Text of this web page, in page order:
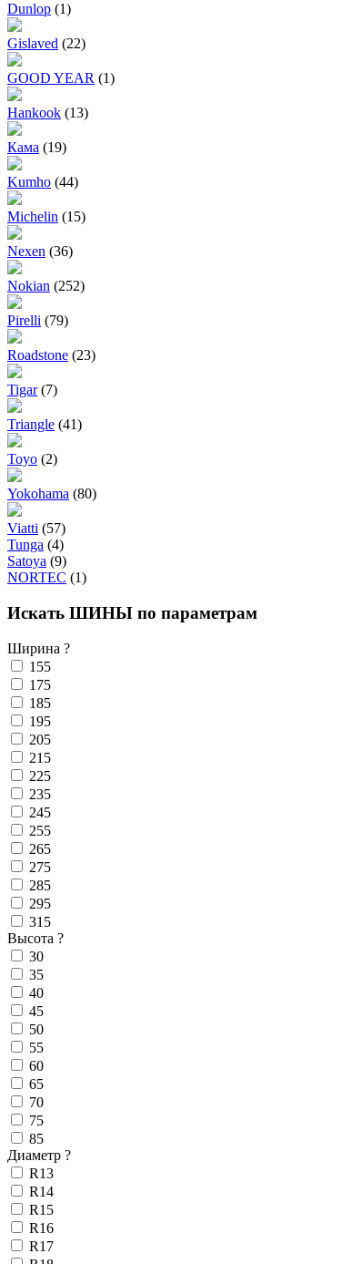
Dunlop (1)
Gislaved (22)
GOOD YEAR (1)
Hankook (13)
Кама (19)
Kumho (44)
Michelin (15)
Nexen (36)
Nokian (252)
Pirelli (79)
Roadstone (23)
Tigar (7)
Triangle (41)
Toyo (2)
Yokohama (80)
Viatti (57)
Tunga (4)
Satoya (9)
NORTEC (1)
Искать ШИНЫ по параметрам
Ширина ?
155
175
185
195
205
215
225
235
245
255
265
275
285
295
315
Высота ?
30
35
40
45
50
55
60
65
70
75
85
Диаметр ?
R13
R14
R15
R16
R17